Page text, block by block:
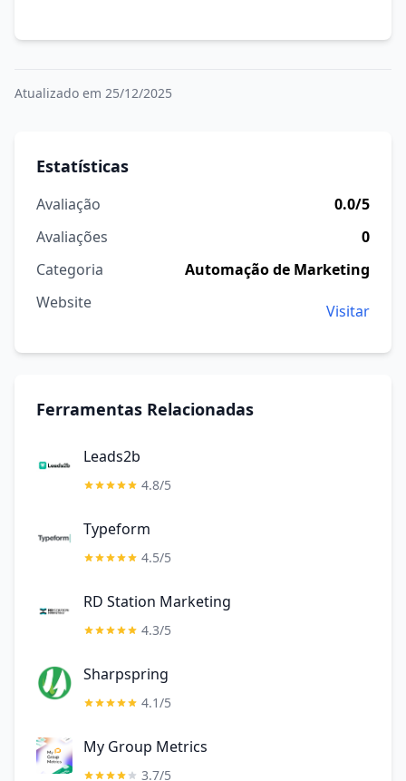
Atualizado em 25/12/2025
Estatísticas
Avaliação
0.0/5
Avaliações
0
Categoria
Automação de Marketing
Website
Visitar
Ferramentas Relacionadas
Leads2b
4.8/5
Typeform
4.5/5
RD Station Marketing
4.3/5
Sharpspring
4.1/5
My Group Metrics
3.7/5